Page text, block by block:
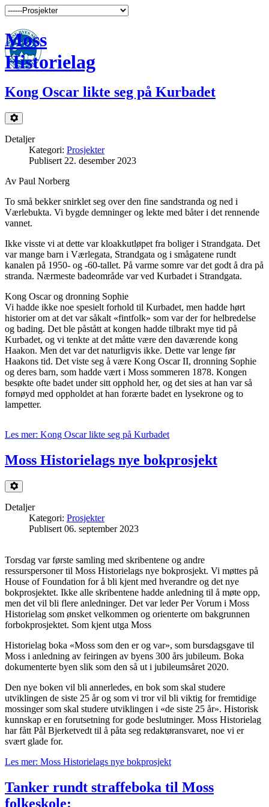
Moss
Historielag
Kong Oscar likte seg på Kurbadet
Detaljer
Kategori: Prosjekter
Publisert 22. desember 2023
Av Paul Norberg
To små bekker snirklet seg over den fine sandstranda og ned i
Værlebukta. Vi bygde demninger og lekte med båter i det rennende
vannet.
Ikke visste vi at dette var kloakkutløpet fra boliger i Strandgata. Det
var mange barn i Værlegata, Strandgata og i smågatene rundt
kanalen på 1950- og -60-tallet. På varme somre var det godt å dra på
stranda. Nærmeste badeområde var ved Kurbadet i Strandgata.
Kong Oscar og dronning Sophie
Vi hadde ikke noe spesielt forhold til Kurbadet, men hadde hørt
historier om at det var såkalt «fintfolk» som var der for helbredelse
og bading. Det ble påstått at kongen hadde tilbrakt mye tid på
Kurbadet, og vi tenkte at det måtte være den daværende kong
Haakon. Men det var det naturligvis ikke. Dette var lenge før
Haakons tid. Det viste seg å være Kong Oscar II, dronning Sophie
og deres barn, som hadde vært i Moss sommeren 1878. Kongen
besøkte ofte badet under sitt opphold her, og det sies at han var så
fornøyd med oppholdet at han forærte badet en lysekrone og to
lampetter.
Les mer: Kong Oscar likte seg på Kurbadet
Moss Historielags nye bokprosjekt
Detaljer
Kategori: Prosjekter
Publisert 06. september 2023
Torsdag var første samling med skribentene og andre
ressurspersoner til Moss Historielags nye bokprosjekt. Vi møttes på
House of Foundation for å bli kjent med hverandre og det nye
bokprosjektet. Ikke alle skribentene hadde anledning til å møte opp,
men det vil bli flere anledninger. Det var leder Per Vorum i Moss
Historielag som ønsket velkommen og orienterte om bakgrunnen
forbokprosjektet. Som kjent utga Moss
Historielag boka «Moss som den er og var», som bursdagsgave til
Moss i anledning av feiringen av byens 300 års jubileum. Boka
dokumenterte byen slik som den så ut i jubileumsåret 2020.
Den nye boken vil bli annerledes, en bok som skal studere
utviklingen de siste 25 år og som vi tror vil bli viktig for fremtidige
mossinger som skal studere utviklingen i «de siste 25 år». Historisk
kunnskap er en forutsetning for gode beslutninger. Moss Historielag
har fått Pål Bjerketvedt til å påta seg redaktøransvaret, noe vi er
svært glade for.
Les mer: Moss Historielags nye bokprosjekt
Tanker rundt straffeboka til Moss
folkeskole: